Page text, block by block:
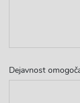
Dejavnost